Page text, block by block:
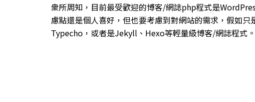
衆所周知，目前最受歡迎的博客/網誌php程式是
慮點還是個人喜好，但也要考慮到對網站的需求，假如
Typecho，或者是Jekyll、Hexo等輕量級博客/網誌程式。